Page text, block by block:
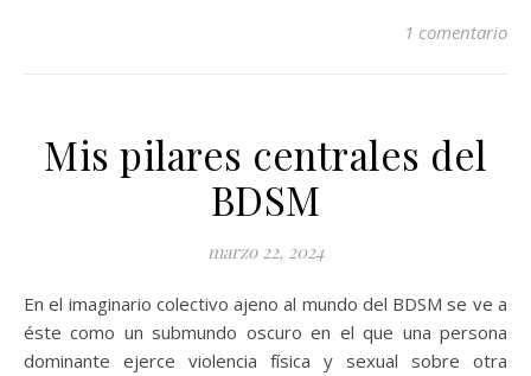
1 comentario
Mis pilares centrales del
BDSM
marzo 22, 2024
En el imaginario colectivo ajeno al mundo del BDSM se ve a
éste como un submundo oscuro en el que una persona
dominante ejerce violencia física y sexual sobre otra